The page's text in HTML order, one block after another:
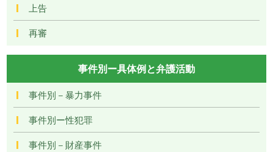
上告
再審
事件別ー具体例と弁護活動
事件別－暴力事件
事件別ー性犯罪
事件別－財産事件